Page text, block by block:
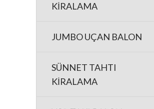
KİRALAMA
JUMBO UÇAN BALON
SÜNNET TAHTI
KİRALAMA